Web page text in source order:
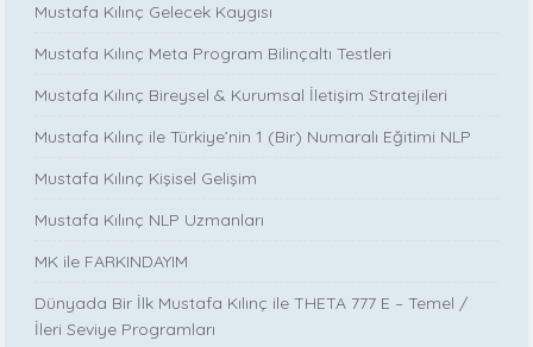
Mustafa Kılınç Gelecek Kaygısı
Mustafa Kılınç Meta Program Bilinçaltı Testleri
Mustafa Kılınç Bireysel & Kurumsal İletişim Stratejileri
Mustafa Kılınç ile Türkiye’nin 1 (Bir) Numaralı Eğitimi NLP
Mustafa Kılınç Kişisel Gelişim
Mustafa Kılınç NLP Uzmanları
MK ile FARKINDAYIM
Dünyada Bir İlk Mustafa Kılınç ile THETA 777 E – Temel /
İleri Seviye Programları